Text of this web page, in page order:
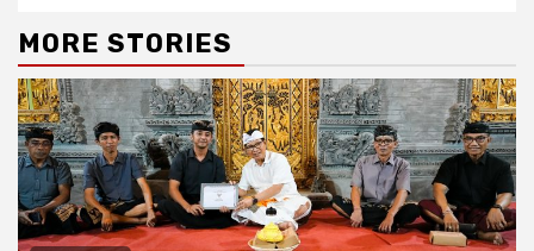
MORE STORIES